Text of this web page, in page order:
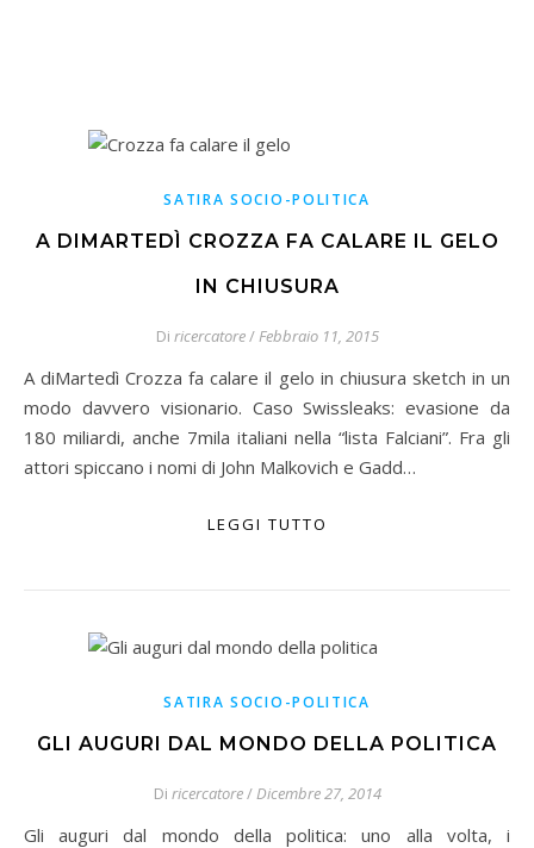
SATIRA SOCIO-POLITICA
A DIMARTEDÌ CROZZA FA CALARE IL GELO
IN CHIUSURA
Di ricercatore/Febbraio 11, 2015
A diMartedì Crozza fa calare il gelo in chiusura sketch in un
modo davvero visionario. Caso Swissleaks: evasione da
180 miliardi, anche 7mila italiani nella “lista Falciani”. Fra gli
attori spiccano i nomi di John Malkovich e Gadd…
LEGGI TUTTO
SATIRA SOCIO-POLITICA
GLI AUGURI DAL MONDO DELLA POLITICA
Di ricercatore/Dicembre 27, 2014
Gli auguri dal mondo della politica: uno alla volta, i